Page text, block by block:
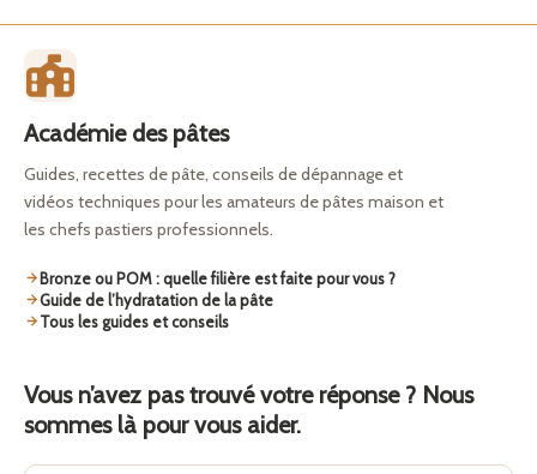
Académie des pâtes
Guides, recettes de pâte, conseils de dépannage et
vidéos techniques pour les amateurs de pâtes maison et
les chefs pastiers professionnels.
Bronze ou POM : quelle filière est faite pour vous ?
Guide de l’hydratation de la pâte
Tous les guides et conseils
Vous n’avez pas trouvé votre réponse ? Nous
sommes là pour vous aider.